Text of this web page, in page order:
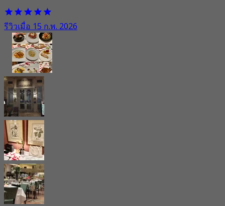
รีวิวเมื่อ 15 ก.พ. 2026